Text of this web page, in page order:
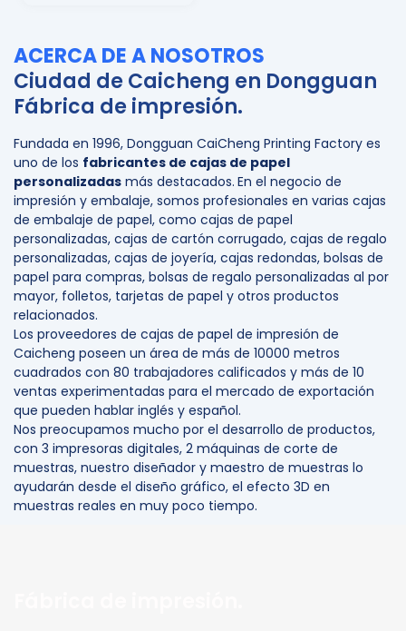
ACERCA DEA NOSOTROS
Ciudad de Caicheng en Dongguan
Fábrica de impresión.
Fundada en 1996, Dongguan CaiCheng Printing Factory es
uno de los fabricantes de cajas de papel
personalizadas más destacados. En el negocio de
impresión y embalaje, somos profesionales en varias cajas
de embalaje de papel, como cajas de papel
personalizadas, cajas de cartón corrugado, cajas de regalo
personalizadas, cajas de joyería, cajas redondas, bolsas de
papel para compras, bolsas de regalo personalizadas al por
mayor, folletos, tarjetas de papel y otros productos
relacionados.
Los proveedores de cajas de papel de impresión de
Caicheng poseen un área de más de 10000 metros
cuadrados con 80 trabajadores calificados y más de 10
ventas experimentadas para el mercado de exportación
que pueden hablar inglés y español.
Nos preocupamos mucho por el desarrollo de productos,
con 3 impresoras digitales, 2 máquinas de corte de
muestras, nuestro diseñador y maestro de muestras lo
ayudarán desde el diseño gráfico, el efecto 3D en
muestras reales en muy poco tiempo.